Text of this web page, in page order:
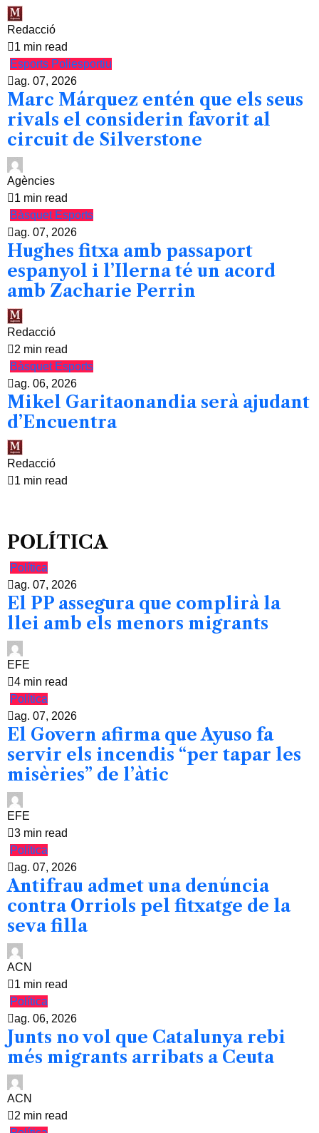
Redacció
1 min read
Esports Poliesportiu
ag. 07, 2026
Marc Márquez entén que els seus
rivals el considerin favorit al
circuit de Silverstone
Agències
1 min read
Bàsquet Esports
ag. 07, 2026
Hughes fitxa amb passaport
espanyol i l’Ilerna té un acord
amb Zacharie Perrin
Redacció
2 min read
Bàsquet Esports
ag. 06, 2026
Mikel Garitaonandia serà ajudant
d’Encuentra
Redacció
1 min read
POLÍTICA
Política
ag. 07, 2026
El PP assegura que complirà la
llei amb els menors migrants
EFE
4 min read
Política
ag. 07, 2026
El Govern afirma que Ayuso fa
servir els incendis “per tapar les
misèries” de l’àtic
EFE
3 min read
Política
ag. 07, 2026
Antifrau admet una denúncia
contra Orriols pel fitxatge de la
seva filla
ACN
1 min read
Política
ag. 06, 2026
Junts no vol que Catalunya rebi
més migrants arribats a Ceuta
ACN
2 min read